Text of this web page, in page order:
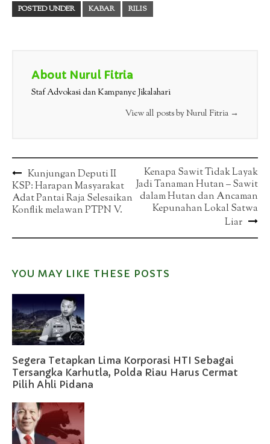
POSTED UNDER KABAR RILIS
About Nurul Fitria
Staf Advokasi dan Kampanye Jikalahari
View all posts by Nurul Fitria →
Post
navigation
Kunjungan Deputi II
KSP: Harapan Masyarakat
Adat Pantai Raja Selesaikan
Konflik melawan PTPN V.
Kenapa Sawit Tidak Layak
Jadi Tanaman Hutan – Sawit
dalam Hutan dan Ancaman
Kepunahan Lokal Satwa
Liar
YOU MAY LIKE THESE POSTS
Segera Tetapkan Lima Korporasi HTI Sebagai
Tersangka Karhutla, Polda Riau Harus Cermat
Pilih Ahli Pidana